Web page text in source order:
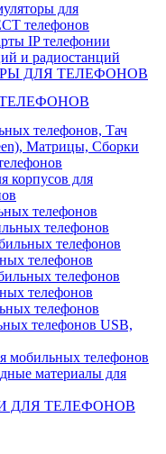
для
телефонов
IP телефонии
и радиостанций
ДЛЯ ТЕЛЕФОНОВ
телефонов, Тач
Матрицы, Сборки
корпусов для
телефонов
телефонов
телефонов
телефонов
телефонов
телефонов
телефонов
телефонов USB,
мобильных телефонов
материалы для
ДЛЯ ТЕЛЕФОНОВ